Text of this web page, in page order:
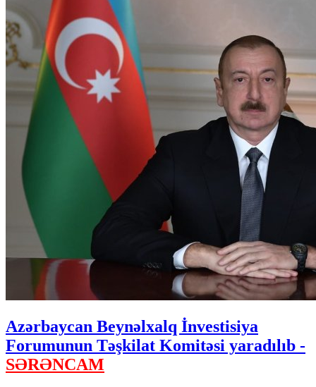
Azərbaycan Beynəlxalq İnvestisiya
Forumunun Təşkilat Komitəsi yaradılıb -
SƏRƏNCAM